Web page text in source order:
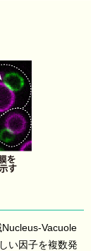
Vacuole
い因子を複数発